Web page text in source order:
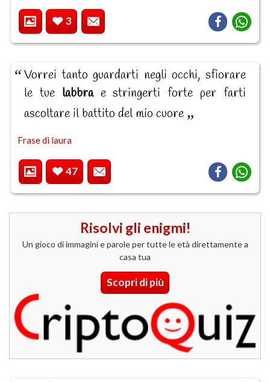
3
Vorrei tanto guardarti negli occhi, sfiorare
le tue labbrae stringerti forte per farti
ascoltare il battito del mio cuore
Frase di laura
47
Risolvi gli enigmi!
Un gioco di immagini e parole per tutte le età direttamente a
casa tua
Scopri di più